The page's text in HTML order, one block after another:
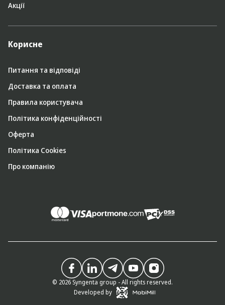
Акції
Корисне
Питання та відповіді
Доставка та оплата
Правила користувача
Політика конфіденційності
Оферта
Політика Cookies
Про компанію
© 2026 Syngenta group - All rights reserved.
Developed by